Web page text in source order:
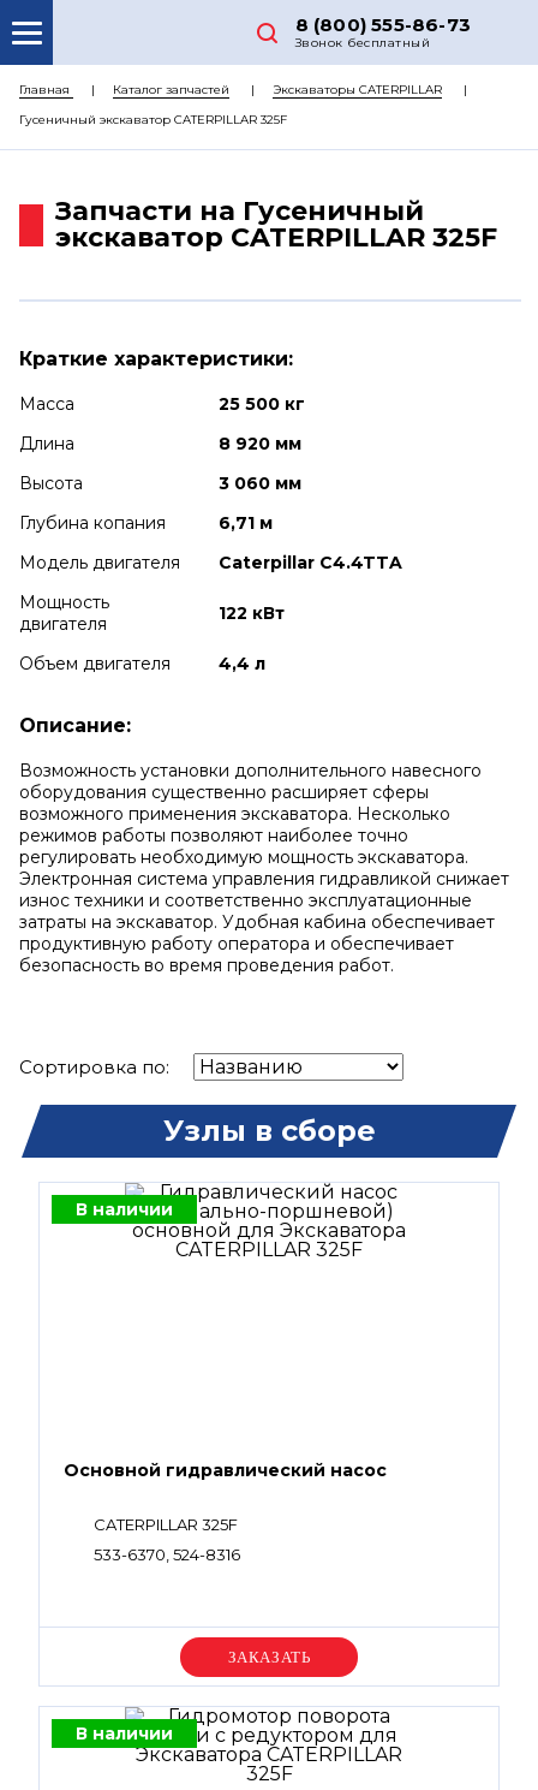
8 (800) 555-86-73
Звонок бесплатный
О НАС
КАТАЛОГ ЗАПЧАСТЕЙ
ДОСТАВКА
Главная Каталог запчастей
Экскаваторы CATERPILLAR
Гусеничный экскаватор CATERPILLAR 325F
Запчасти на Гусеничный
экскаватор CATERPILLAR 325F
Краткие характеристики:
Масса
25 500 кг
Длина
8 920 мм
Высота
3 060 мм
Глубина копания
6,71 м
Модель двигателя
Caterpillar C4.4TTA
Мощность
двигателя
122 кВт
Объем двигателя 4,4 л
Описание:
Возможность установки дополнительного навесного
оборудования существенно расширяет сферы
возможного применения экскаватора. Несколько
режимов работы позволяют наиболее точно
регулировать необходимую мощность экскаватора.
Электронная система управления гидравликой снижает
износ техники и соответственно эксплуатационные
затраты на экскаватор. Удобная кабина обеспечивает
продуктивную работу оператора и обеспечивает
безопасность во время проведения работ.
Сортировка по:
Узлы в сборе
В наличии
Основной гидравлический насос
CATERPILLAR 325F
533-6370, 524-8316
Уточняйте цену
В наличии